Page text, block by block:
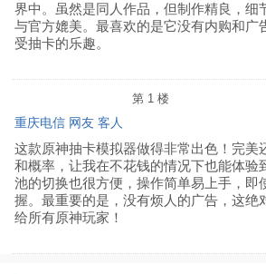
界中。虽然是同人作品，但制作精良，细
与官方媲美。最喜欢的是它没有内购和广
受抽卡的乐趣。
第 1 楼
重庆电信 网友 客人
这款原神抽卡模拟器做得非常出色！完美
和概率，让我在不花钱的情况下也能体验
池的切换也很方便，操作简单易上手，即
握。最重要的是，没有烦人的广告，这绝
给所有原神玩家！